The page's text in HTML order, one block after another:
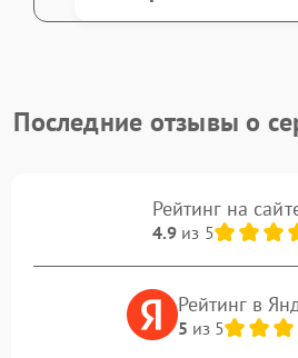
Последние отзывы о
Рейтинг на
4.9из 5
Рейтинг в
5 из 5